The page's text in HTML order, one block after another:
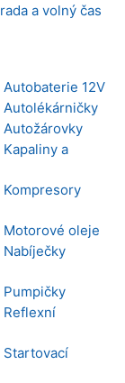
a volný čas
12V
a
oleje